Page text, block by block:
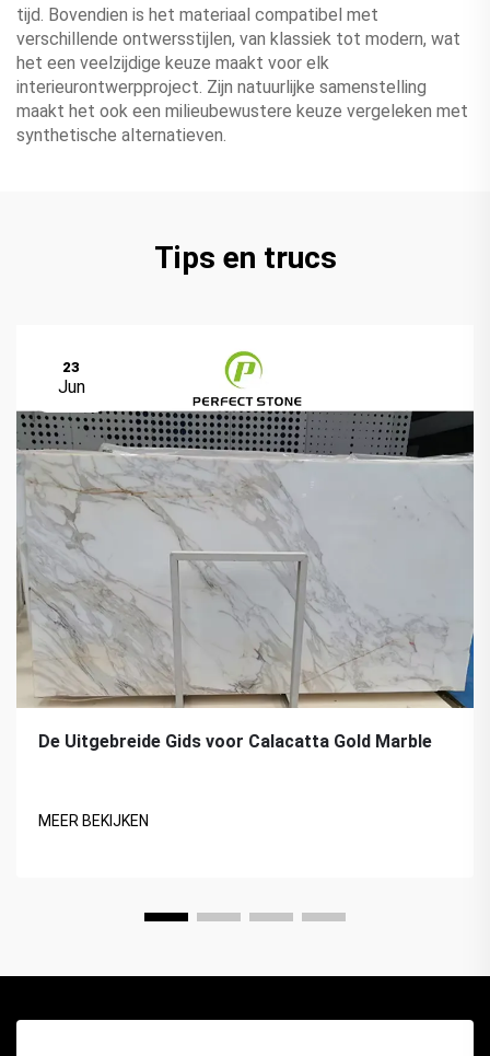
tijd. Bovendien is het materiaal compatibel met
verschillende ontwersstijlen, van klassiek tot modern, wat
het een veelzijdige keuze maakt voor elk
interieurontwerpproject. Zijn natuurlijke samenstelling
maakt het ook een milieubewustere keuze vergeleken met
synthetische alternatieven.
Tips en trucs
23
Jun
De Uitgebreide Gids voor Calacatta Gold Marble
MEER BEKIJKEN